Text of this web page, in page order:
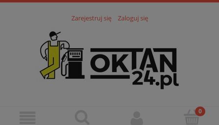
Zarejestruj się Zaloguj się